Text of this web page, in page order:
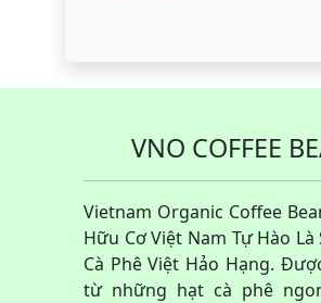
VNO COFFEE
Vietnam Organic Coffee
Hữu Cơ Việt Nam Tự Hào Là
Cà Phê Việt Hảo Hạng.
từ những hạt cà phê